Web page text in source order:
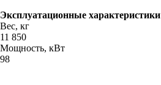
Эксплуатационные характеристики
Вес, кг
11 850
Мощность, кВт
98